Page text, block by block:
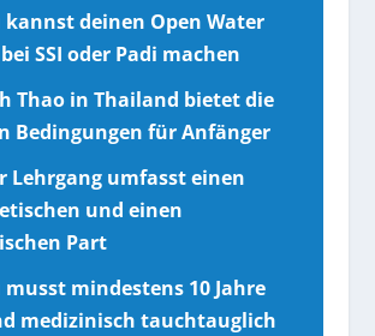
kannst deinen Open Water
SSI oder Padi machen
Thao in Thailand bietet die
Bedingungen für Anfänger
Lehrgang umfasst einen
und einen
Part
musst mindestens 10 Jahre
medizinisch tauchtauglich